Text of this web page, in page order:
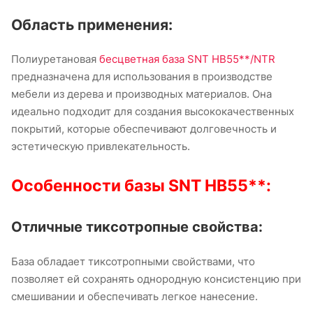
Область применения:
Полиуретановая бесцветная база SNT HB55**/NTR
предназначена для использования в производстве
мебели из дерева и производных материалов. Она
идеально подходит для создания высококачественных
покрытий, которые обеспечивают долговечность и
эстетическую привлекательность.
Особенности базы SNT HB55**:
Отличные тиксотропные свойства:
База обладает тиксотропными свойствами, что
позволяет ей сохранять однородную консистенцию при
смешивании и обеспечивать легкое нанесение.